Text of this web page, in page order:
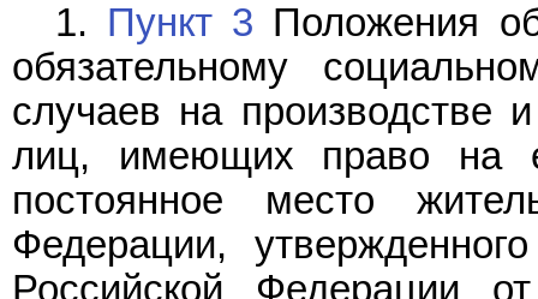
1. Пункт 3 Положения
обязательному
случаев на производстве
лиц, имеющих право на
постоянное место
Федерации,
Российской